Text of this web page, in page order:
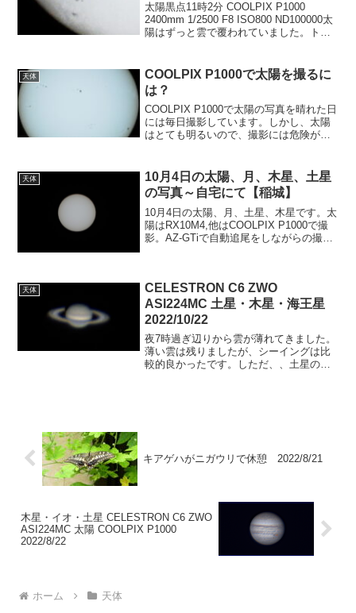
太陽黒点11時2分 COOLPIX P1000
2400mm 1/2500 F8 ISO800 ND100000太
陽はずっと雲で覆われていました。トリ
天体
COOLPIX P1000で太陽を撮るに
は？
COOLPIX P1000で太陽の写真を晴れた日
には毎日撮影しています。しかし、太陽
はとても明るいので、撮影には危険が伴
陽撮影をしています。この2点を守れ...
天体
10月4日の太陽、月、木星、土星
の写真～自宅にて【稲城】
10月4日の太陽、月、土星、木星です。太
陽はRX10M4,他はCOOLPIX P1000で撮
影。AZ-GTiで自動追尾をしながらの撮影
天体
CELESTRON C6 ZWO
ASI224MC 土星・木星・海王星
2022/10/22
夜7時過ぎ辺りから雲が薄れてきました。
薄い雲は残りましたが、シーイングは比
較的良かったです。しただ、、土星のあ
キアゲハがニガウリで休憩 2022/8/21
木星・イオ・土星 CELESTRON C6 ZWO
ASI224MC 太陽 COOLPIX P1000
2022/8/22
ホーム 天体